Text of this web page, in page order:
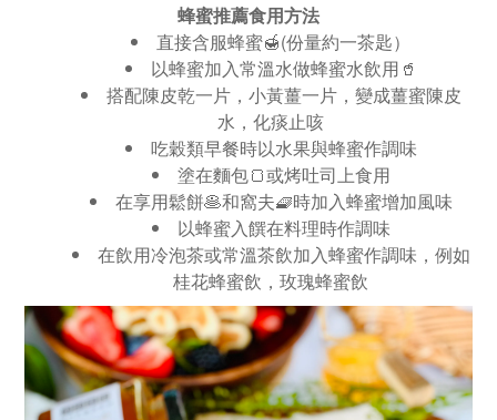
蜂蜜推薦食用方法
直接含服蜂蜜🍯(份量約一茶匙）
以蜂蜜加入常溫水做蜂蜜水飲用🥤
搭配陳皮乾一片，小黃薑一片，變成薑蜜陳皮
水，化痰止咳
吃穀類早餐時以水果與蜂蜜作調味
塗在麵包🍞或烤吐司上食用
在享用鬆餅🥞和窩夫🧇時加入蜂蜜增加風味
以蜂蜜入饌在料理時作調味
在飲用冷泡茶或常溫茶飲加入蜂蜜作調味，例如
桂花蜂蜜飲，玫瑰蜂蜜飲